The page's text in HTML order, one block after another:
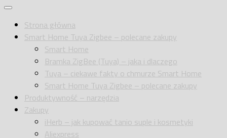
Strona główna
Smart Home Tuya Zigbee – polecane zakupy
Smart Home
Bramka ZigBee (Tuya) – jaka i dlaczego
Tuya – ciekawe fakty o chmurze Smart Home
Smart Home Tuya Zigbee – polecane zakupy
Produktywność – narzędzia
Zakupy
iHerb – jak kupować tanio suple i kosmetyki
Aliexpress